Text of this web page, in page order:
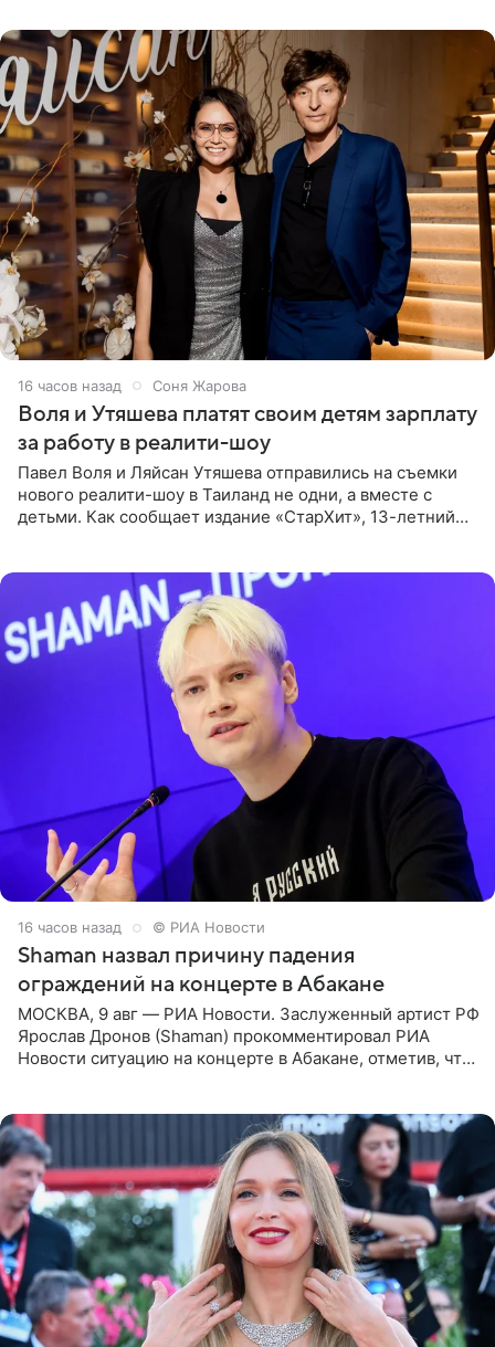
16 часов назад Соня Жарова
Воля и Утяшева платят своим детям зарплату
за работу в реалити-шоу
Павел Воля и Ляйсан Утяшева отправились на съемки
нового реалити-шоу в Таиланд не одни, а вместе с
детьми. Как сообщает издание «СтарХит», 13-летний
16 часов назад © РИА Новости
Shaman назвал причину падения
ограждений на концерте в Абакане
МОСКВА, 9 авг — РИА Новости. Заслуженный артист РФ
Ярослав Дронов (Shaman) прокомментировал РИА
Новости ситуацию на концерте в Абакане, отметив, что